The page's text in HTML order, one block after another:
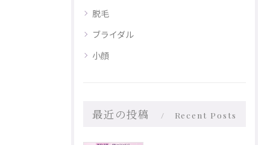
脱毛
ブライダル
小顔
最近の投稿 Recent Posts